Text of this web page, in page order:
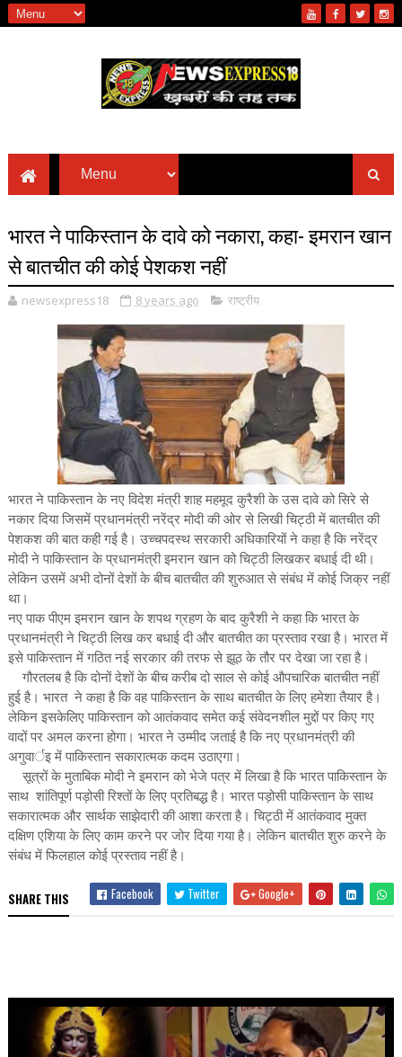
भारत ने पाकिस्तान के दावे को नकारा, कहा- इमरान खान
से बातचीत की कोई पेशकश नहीं
newsexpress18 8 years ago राष्ट्रीय
भारत ने पाकिस्तान के नए विदेश मंत्री शाह महमूद कुरैशी के उस दावे को सिरे से
नकार दिया जिसमें प्रधानमंत्री नरेंद्र मोदी की ओर से लिखी चिट्ठी में बातचीत की
पेशकश की बात कही गई है। उच्चपदस्थ सरकारी अधिकारियों ने कहा है कि नरेंद्र
मोदी ने पाकिस्तान के प्रधानमंत्री इमरान खान को चिट्ठी लिखकर बधाई दी थी।
लेकिन उसमें अभी दोनों देशों के बीच बातचीत की शुरुआत से संबंध में कोई जिक्र नहीं
था।
नए पाक पीएम इमरान खान के शपथ ग्रहण के बाद कुरैशी ने कहा कि भारत के
प्रधानमंत्री ने चिट्ठी लिख कर बधाई दी और बातचीत का प्रस्ताव रखा है। भारत में
इसे पाकिस्तान में गठित नई सरकार की तरफ से झूठ के तौर पर देखा जा रहा है।
गौरतलब है कि दोनों देशों के बीच करीब दो साल से कोई औपचारिक बातचीत नहीं
हुई है। भारत ने कहा है कि वह पाकिस्तान के साथ बातचीत के लिए हमेशा तैयार है।
लेकिन इसकेलिए पाकिस्तान को आतंकवाद समेत कई संवेदनशील मुद्दों पर किए गए
वादों पर अमल करना होगा। भारत ने उम्मीद जताई है कि नए प्रधानमंत्री की
अगुवार्इ में पाकिस्तान सकारात्मक कदम उठाएगा।
सूत्रों के मुताबिक मोदी ने इमरान को भेजे पत्र में लिखा है कि भारत पाकिस्तान के
साथ शांतिपूर्ण पड़ोसी रिश्तों के लिए प्रतिबद्ध है। भारत पड़ोसी पाकिस्तान के साथ
सकारात्मक और सार्थक साझेदारी की आशा करता है। चिट्ठी में आतंकवाद मुक्त
दक्षिण एशिया के लिए काम करने पर जोर दिया गया है। लेकिन बातचीत शुरु करने के
संबंध में फिलहाल कोई प्रस्ताव नहीं है।
SHARE THIS Facebook Twitter Google+